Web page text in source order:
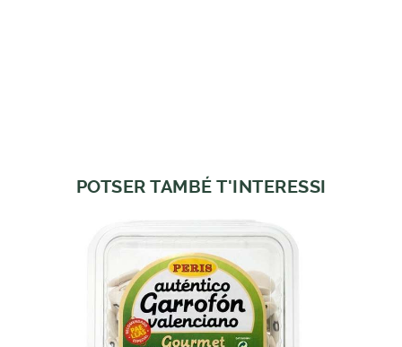
POTSER TAMBÉ T'INTERESSI